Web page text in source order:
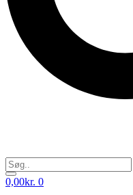
0,00kr. 0